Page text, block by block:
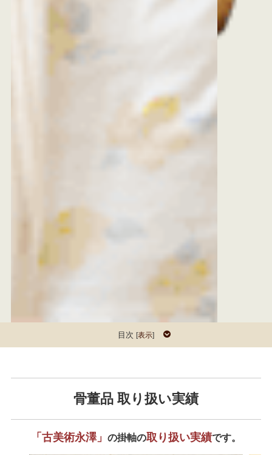
目次 [表示]
骨董品 取り扱い実績
「古美術永澤」 の掛軸の取り扱い実績です。